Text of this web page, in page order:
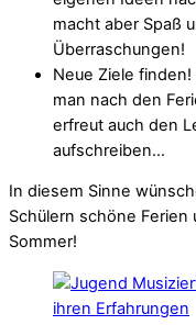
macht aber Spaß
Überraschungen!
Neue Ziele
man nach den
erfreut auch den
aufschreiben…
In diesem Sinne
Schülern schöne
Sommer!